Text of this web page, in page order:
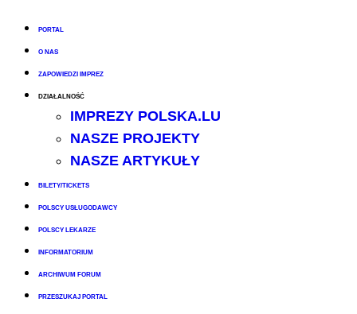
PORTAL
O NAS
ZAPOWIEDZI IMPREZ
DZIAŁALNOŚĆ
IMPREZY POLSKA.LU
NASZE PROJEKTY
NASZE ARTYKUŁY
BILETY/TICKETS
POLSCY USŁUGODAWCY
POLSCY LEKARZE
INFORMATORIUM
ARCHIWUM FORUM
PRZESZUKAJ PORTAL